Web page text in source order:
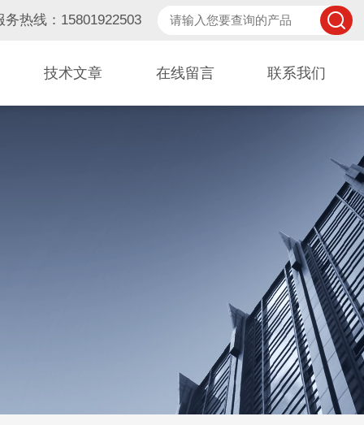
务热线：15801922503
技术文章 在线留言 联系我们